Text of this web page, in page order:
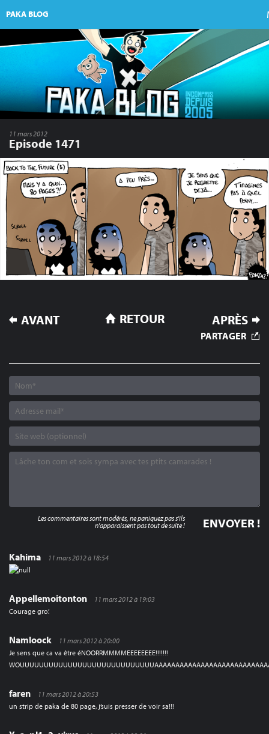
PAKA BLOG
11 mars 2012
Episode 1471
NAVIGATION
DE
AVANT APRÈS
RETOUR
PARTAGER
Kahima 11 mars 2012 à 18:54
Appellemoitonton
11 mars 2012 à 19:03
Courage gro’.
Namloock
11 mars 2012 à 20:00
Je sens que ca va être éNOORRMMMMEEEEEEEE!!!!!!!
faren
11 mars 2012 à 20:53
un strip de paka de 80 page, j’suis presser de voir sa!!!
Les commentaires sont modérés, ne paniquez pas s'ils
n'apparaissent pas tout de suite !